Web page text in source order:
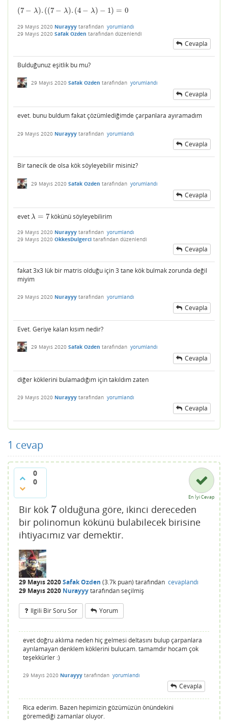
(7 − λ). ((7 − λ). (4 − λ) − 1) = 0
(7−λ) ((7− λ)(4−λ )−1) =0
29 Mayıs 2020 Nurayyy tarafından yorumlandı
29 Mayıs 2020 Safak Ozden tarafından düzenlendi
Cevapla
Bulduğunuz eşitlik bu mu?
29 Mayıs 2020 Safak Ozden tarafından yorumlandı
Cevapla
evet. bunu buldum fakat çözümlediğimde çarpanlara ayıramadım
29 Mayıs 2020 Nurayyy tarafından yorumlandı
Cevapla
Bir tanecik de olsa kök söyleyebilir misiniz?
29 Mayıs 2020 Safak Ozden tarafından yorumlandı
Cevapla
evet λ = 7
λ= 7 kökünü söyleyebilirim
29 Mayıs 2020 Nurayyy tarafından yorumlandı
29 Mayıs 2020 OkkesDulgerci tarafından düzenlendi
Cevapla
fakat 3x3 lük bir matris olduğu için 3 tane kök bulmak zorunda değil
miyim
29 Mayıs 2020 Nurayyy tarafından yorumlandı
Cevapla
Evet. Geriye kalan kısım nedir?
29 Mayıs 2020 Safak Ozden tarafından yorumlandı
Cevapla
diğer köklerini bulamadığım için takıldım zaten
29 Mayıs 2020 Nurayyy tarafından yorumlandı
Cevapla
1 cevap
0
0
En İyi Cevap
Bir kök 7
7 olduğuna göre, ikinci dereceden
bir polinomun kökünü bulabilecek birisine
ihtiyacımız var demektir.
29 Mayıs 2020Safak Ozden (3.7k puan) tarafından cevaplandı
29 Mayıs 2020 Nurayyytarafındanseçilmiş
Ilgili Bir Soru Sor Yorum
evet doğru aklıma neden hiç gelmesi deltasını bulup çarpanlara
ayrılamayan denklem köklerini bulucam. tamamdır hocam çok
teşekkürler :)
29 Mayıs 2020 Nurayyy tarafından yorumlandı
Cevapla
Rica ederim. Bazen hepimizin gözümüzün önündekini
göremediği zamanlar oluyor.